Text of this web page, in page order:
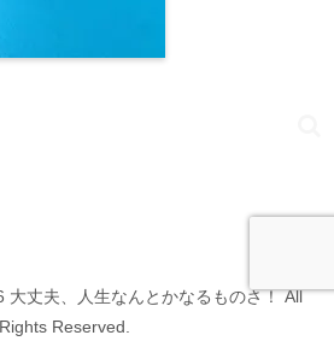
丈夫、人生なんとかなるものさ！ All
Rights Reserved.